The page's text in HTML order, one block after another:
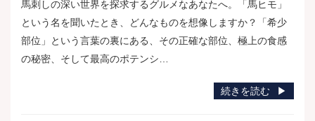
馬刺しの深い世界を探求するグルメなあなたへ。「馬ヒモ」
という名を聞いたとき、どんなものを想像しますか？「希少
部位」という言葉の裏にある、その正確な部位、極上の食感
の秘密、そして最高のポテンシ…
続きを読む